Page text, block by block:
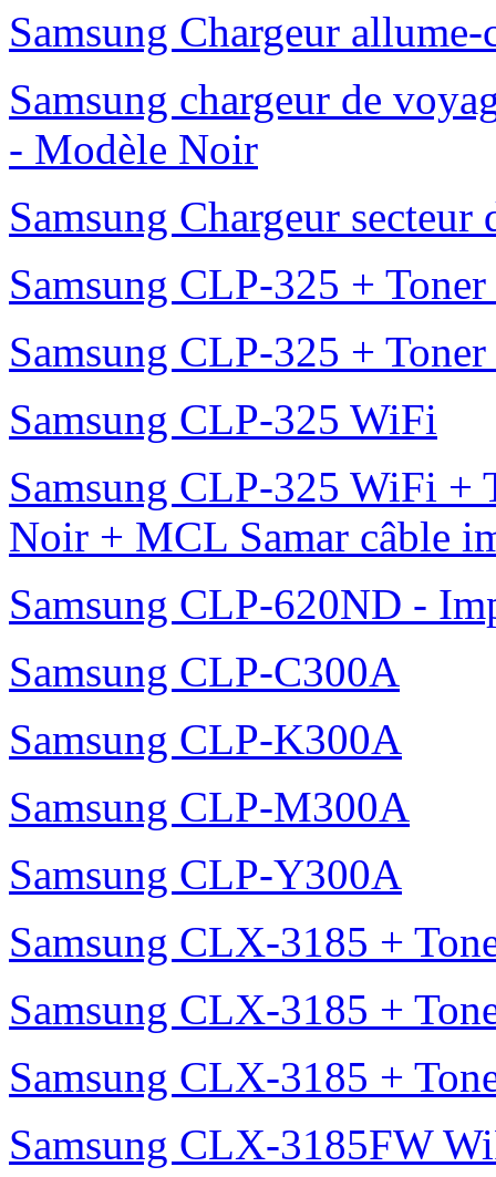
Samsung Chargeur
Samsung chargeur de
- Modèle Noir
Samsung Chargeur
Samsung CLP-325 +
Samsung CLP-325 +
Samsung CLP-325 WiFi
Samsung CLP-325 WiFi +
Noir + MCL Samar câble
Samsung CLP-620ND -
Samsung CLP-C300A
Samsung CLP-K300A
Samsung CLP-M300A
Samsung CLP-Y300A
Samsung CLX-3185 +
Samsung CLX-3185 +
Samsung CLX-3185 +
Samsung CLX-3185FW